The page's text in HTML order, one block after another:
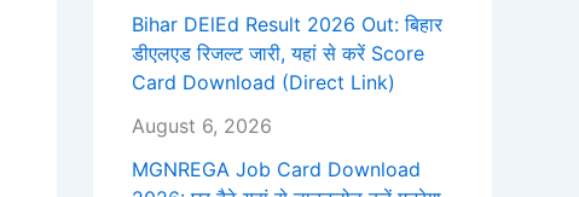
Bihar DElEd Result 2026 Out: बिहार
डीएलएड रिजल्ट जारी, यहां से करें Score
Card Download (Direct Link)
August 6, 2026
MGNREGA Job Card Download